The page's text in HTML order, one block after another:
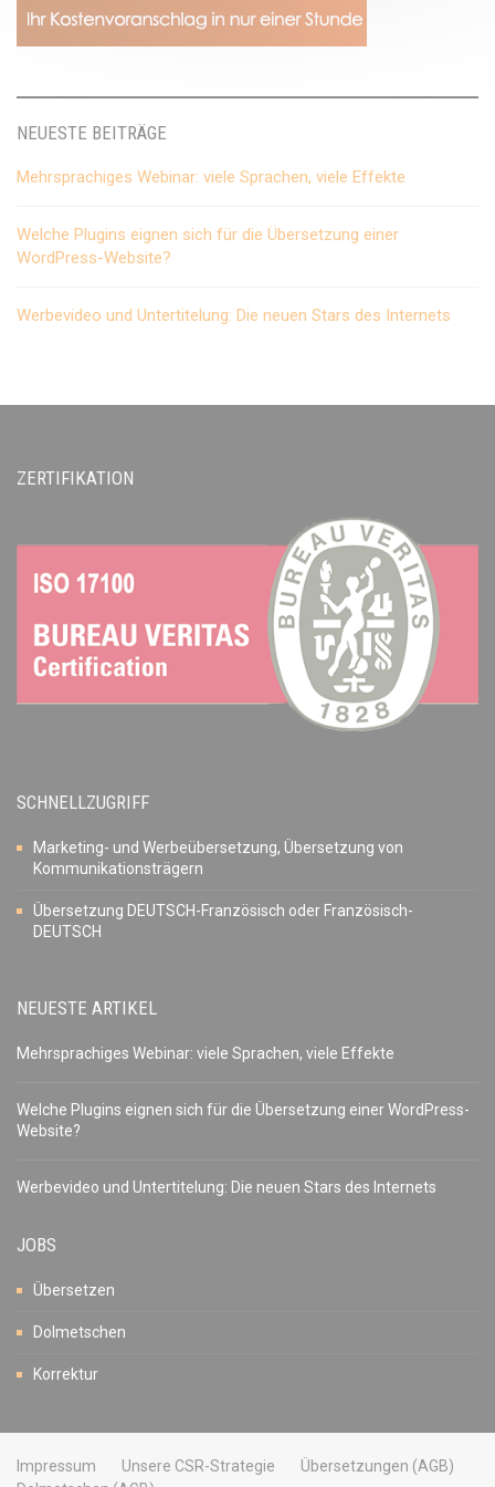
NEUESTE BEITRÄGE
Mehrsprachiges Webinar: viele Sprachen, viele Effekte
Welche Plugins eignen sich für die Übersetzung einer
WordPress-Website?
Werbevideo und Untertitelung: Die neuen Stars des Internets
ZERTIFIKATION
SCHNELLZUGRIFF
Marketing- und Werbeübersetzung, Übersetzung von
Kommunikationsträgern
Übersetzung DEUTSCH-Französisch oder Französisch-
DEUTSCH
NEUESTE ARTIKEL
Mehrsprachiges Webinar: viele Sprachen, viele Effekte
Welche Plugins eignen sich für die Übersetzung einer WordPress-
Website?
Werbevideo und Untertitelung: Die neuen Stars des Internets
JOBS
Übersetzen
Dolmetschen
Korrektur
Impressum Unsere CSR-Strategie
Übersetzungen (AGB)